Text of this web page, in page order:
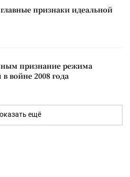
признаки идеальной
признание режима
войне 2008 года
ещё